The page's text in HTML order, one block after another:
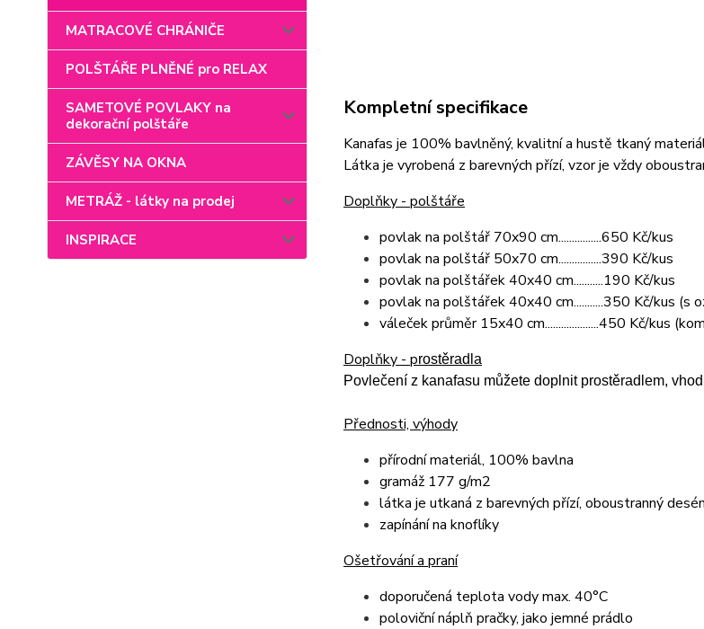
MATRACOVÉ CHRÁNIČE
POLŠTÁŘE PLNĚNÉ pro RELAX
SAMETOVÉ POVLAKY na
dekorační polštáře
ZÁVĚSY NA OKNA
METRÁŽ - látky na prodej
INSPIRACE
Kompletní specifikace
Kanafas je 100% bavlněný, kvalitní a hustě tkaný
Látka je vyrobená z barevných přízí, vzor je vždy
Doplňky - polštáře
povlak na polštář 70x90 cm................650 Kč/kus
povlak na polštář 50x70 cm................390 Kč/kus
povlak na polštářek 40x40 cm...........190 Kč/kus
povlak na polštářek 40x40 cm...........350 Kč/kus (s
váleček průměr 15x40 cm....................450 Kč/kus
Doplňky - prostěradla
Povlečení z kanafasu můžete doplnit prostěradlem,
Přednosti, výhody
přírodní materiál, 100% bavlna
gramáž 177 g/m2
látka je utkaná z barevných přízí, oboustranný desén
zapínání na knoflíky
Ošetřování a praní
doporučená teplota vody max. 40°C
poloviční náplň pračky, jako jemné prádlo